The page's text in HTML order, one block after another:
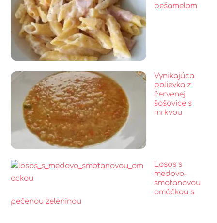
bešamelom
Vynikajúca
polievka z
červenej
šošovice s
mrkvou
Losos s
medovo-
smotanovou
omáčkou s
pečenou zeleninou